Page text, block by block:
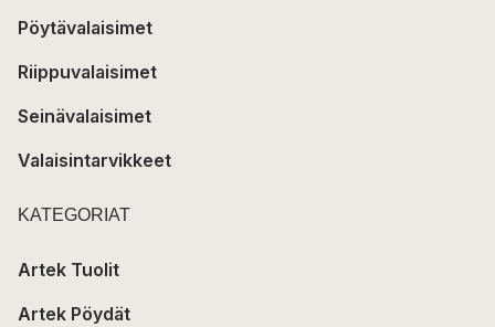
Pöytävalaisimet
Riippuvalaisimet
Seinävalaisimet
Valaisintarvikkeet
KATEGORIAT
Artek Tuolit
Artek Pöydät